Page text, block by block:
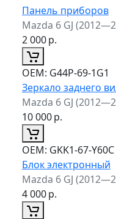
Панель приборов
Mazda 6 GJ
2 000р.
ОЕМ: G44P-69-1G1
Зеркало заднего
Mazda 6 GJ
10 000р.
ОЕМ: GKK1-67-Y60C
Блок электронный
Mazda 6 GJ
4 000р.